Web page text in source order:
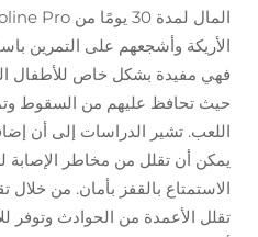
الأريكة وأشجعهم على التمرين
فهي مفيدة بشكل خاص للأطفال
حيث تحافظ عليهم من السقوط
اللعب. تشير الدراسات إلى أن
يمكن أن تقلل من مخاطر
الاستمتاع بالقفز بأمان. من خلال
تقلل الأعمدة من الحوادث وتوفر